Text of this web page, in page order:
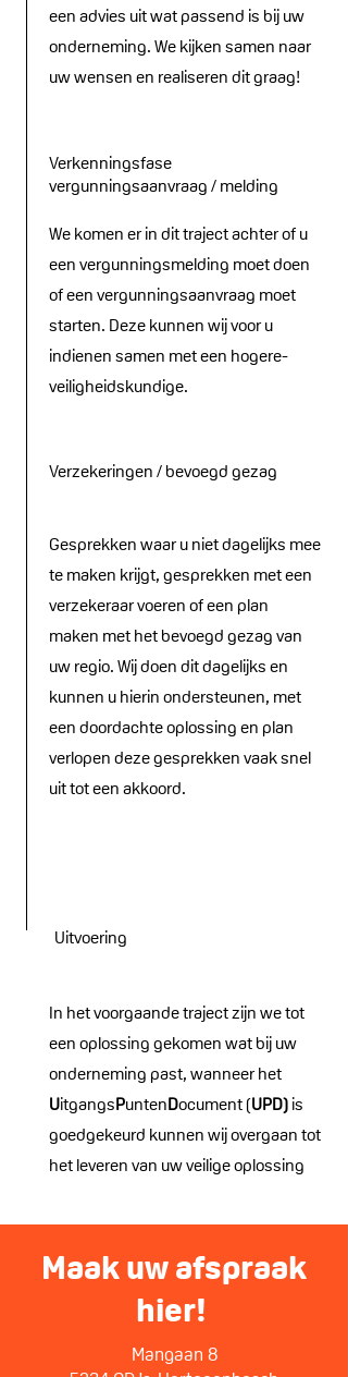
een advies uit wat passend is bij uw
onderneming. We kijken samen naar
uw wensen en realiseren dit graag!
Verkenningsfase
vergunningsaanvraag / melding
We komen er in dit traject achter of u
een vergunningsmelding moet doen
of een vergunningsaanvraag moet
starten. Deze kunnen wij voor u
indienen samen met een hogere-
veiligheidskundige.
Verzekeringen / bevoegd gezag
Gesprekken waar u niet dagelijks mee
te maken krijgt, gesprekken met een
verzekeraar voeren of een plan
maken met het bevoegd gezag van
uw regio. Wij doen dit dagelijks en
kunnen u hierin ondersteunen, met
een doordachte oplossing en plan
verlopen deze gesprekken vaak snel
uit tot een akkoord.
Uitvoering
In het voorgaande traject zijn we tot
een oplossing gekomen wat bij uw
onderneming past, wanneer het
UitgangsPuntenDocument (UPD)is
goedgekeurd kunnen wij overgaan tot
het leveren van uw veilige oplossing
Maak uw afspraak
hier!
Mangaan 8